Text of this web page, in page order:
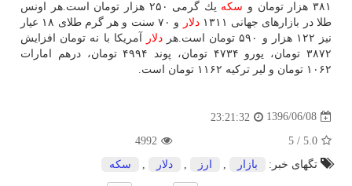
۳۸۱ هزار تومان و
سكه
یك گرمی ۲۵۰ هزار تومان است.هر اونس
طلا در بازارهای جهانی ۱۳۱۱
دلار
و ۷۰ سنت و هر گرم طلای ۱۸ عیار
نیز ۱۲۲ هزار و ۵۹۰ تومان است.هر
دلار
آمریكا با نه تومان افزایش
۳۸۷۲ تومان، یورو ۴۷۳۴ تومان، پوند ۴۹۹۴ تومان، درهم امارات
۱۰۶۲ تومان و لیر تركیه ۱۱۶۲ تومان است.
1396/06/08
23:21:32
5.0
/
5
4992
تگهای خبر:
بازار ارز دلار سكه